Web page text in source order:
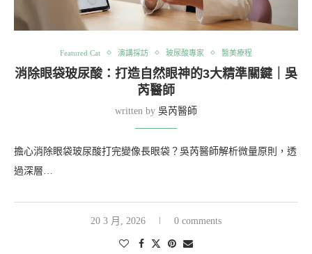
Featured Cat 演講採訪 玻尿酸專家 醫美療程
消除眼袋玻尿酸：打造自然眼神的3大精準關鍵｜吳
芮醫師
written by 吳芮醫師
擔心消除眼袋玻尿酸打完變像長眼袋？吳芮醫師解析微量原則，透
過深層…
20 3 月, 2026 0 comments